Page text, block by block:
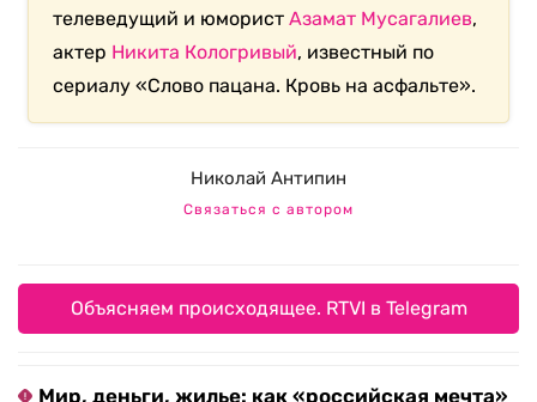
телеведущий и юмористАзамат Мусагалиев,
актер Никита Кологривый, известный по
сериалу «Слово пацана. Кровь на асфальте».
Николай Антипин
Связаться с автором
Объясняем происходящее. RTVI в Telegram
Мир, деньги, жилье: как «российская мечта»